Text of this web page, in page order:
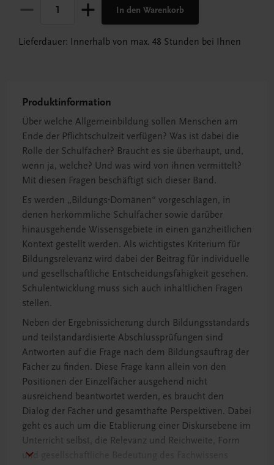
In den Warenkorb
Lieferdauer: Innerhalb von max. 48 Stunden bei Ihnen
Produktinformation
Über welche Allgemeinbildung sollen Menschen am
Ende der Pflichtschulzeit verfügen? Was ist dabei die
Rolle der Schulfächer? Braucht es sie überhaupt, und,
wenn ja, welche? Und was wird von ihnen vermittelt?
Mit diesen Fragen beschäftigt sich dieser Band.
Es werden „Bildungs-Domänen“ vorgeschlagen, in
denen herkömmliche Schulfächer sowie darüber
hinausgehende Wissensgebiete in einen ganzheitlichen
Kontext gestellt werden. Als wichtigstes Kriterium für
Bildungsrelevanz wird dabei der Beitrag für individuelle
und gesellschaftliche Entscheidungsfähigkeit gesehen.
Schulentwicklung muss sich auch inhaltlichen Fragen
stellen.
Neben der Ergebnissicherung durch Bildungsstandards
und teilstandardisierte Abschlussprüfungen sind
Antworten auf die Frage nach dem Bildungsauftrag der
Fächer zu finden. Diese Frage kann allein von den
Positionen der Einzelfächer ausgehend nicht
ausreichend beantwortet werden, es braucht den
Dialog der Fächer und gesamthafte Perspektiven. Dabei
geht es auch um die Etablierung einer Diskursebene im
Unterricht selbst, die Relevanz und Reichweite, Form
und gesellschaftliche Bedeutung des Fachwissens